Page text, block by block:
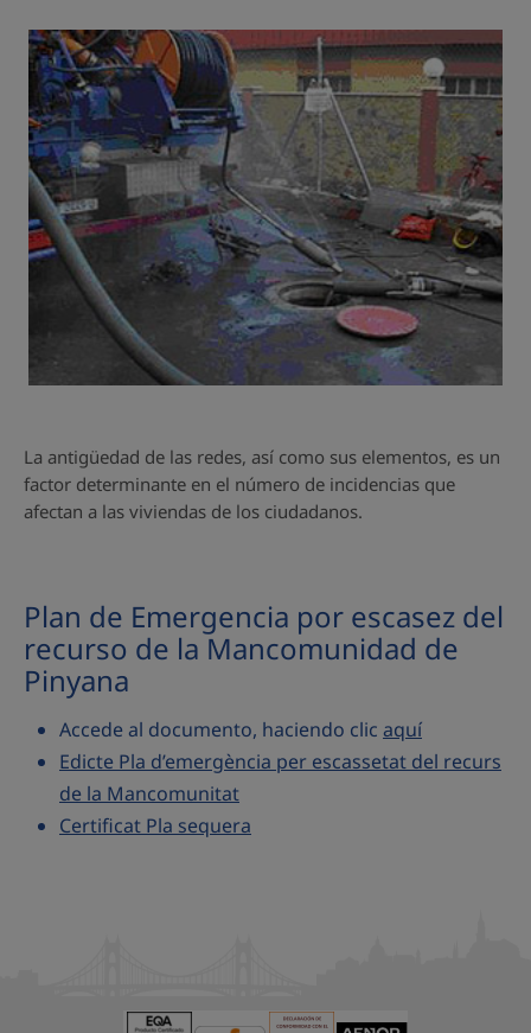
La antigüedad de las redes, así como sus elementos, es un
factor determinante en el número de incidencias que
afectan a las viviendas de los ciudadanos.
Plan de Emergencia por escasez del
recurso de la Mancomunidad de
Pinyana
Accede al documento, haciendo clic aquí
Edicte Pla d’emergència per escassetat del recurs
de la Mancomunitat
Certificat Pla sequera